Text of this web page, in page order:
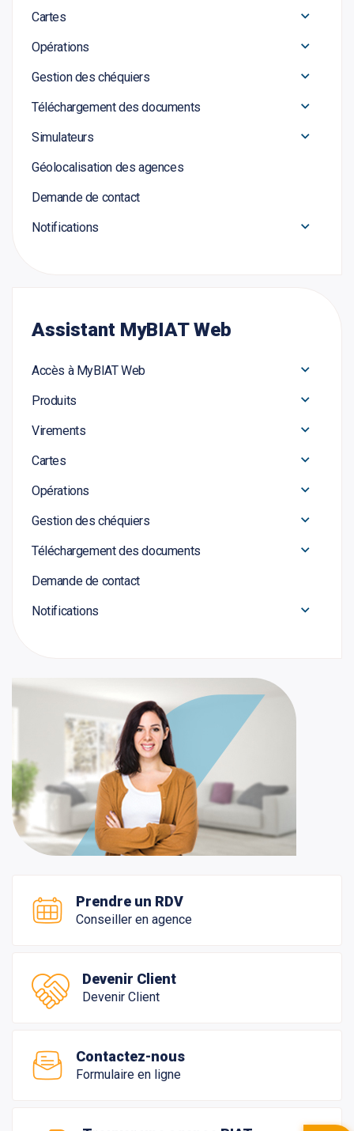
Cartes
Opérations
Gestion des chéquiers
Téléchargement des documents
Simulateurs
Géolocalisation des agences
Demande de contact
Notifications
Assistant MyBIAT Web
Accès à MyBIAT Web
Produits
Virements
Cartes
Opérations
Gestion des chéquiers
Téléchargement des documents
Demande de contact
Notifications
Prendre un RDV
Conseiller en agence
Devenir Client
Devenir Client
Contactez-nous
Formulaire en ligne